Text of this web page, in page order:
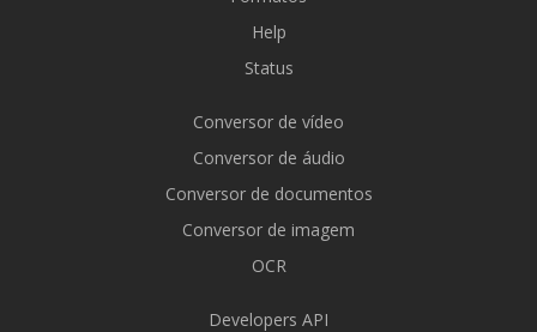
Help
Status
Conversor de vídeo
Conversor de áudio
Conversor de documentos
Conversor de imagem
OCR
Developers API